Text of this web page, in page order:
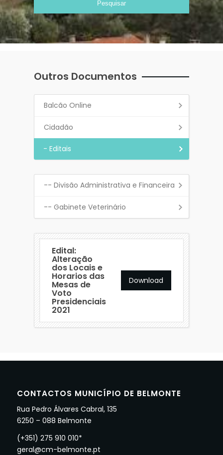
Outros Documentos
Balcão Online
Cidadão
- Editais
-- Divisão Administrativa e Financeira
-- Gabinete Veterinário
Edital:
Alteração
dos Locais e
Horarios das
Mesas de
Voto
Presidenciais
2021
Download
CONTACTOS MUNICÍPIO DE BELMONTE
Rua Pedro Álvares Cabral, 135
6250 – 088 Belmonte
(+351) 275 910 010*
geral@cm-belmonte.pt